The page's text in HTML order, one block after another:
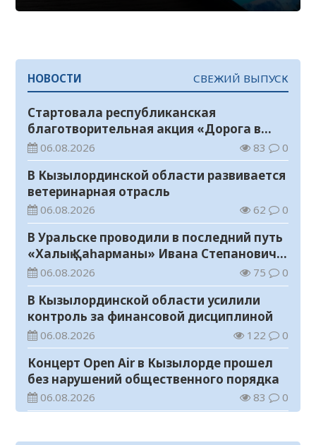
НОВОСТИ СВЕЖИЙ ВЫПУСК
Стартовала республиканская
благотворительная акция «Дорога в
школу»
06.08.2026 83 0
В Кызылординской области развивается
ветеринарная отрасль
06.08.2026 62 0
В Уральске проводили в последний путь
«Халық Қаһарманы» Ивана Степановича
Гапича
06.08.2026 75 0
В Кызылординской области усилили
контроль за финансовой дисциплиной
06.08.2026 122 0
Концерт Open Air в Кызылорде прошел
без нарушений общественного порядка
06.08.2026 83 0
конкурс видеороликов о семейных